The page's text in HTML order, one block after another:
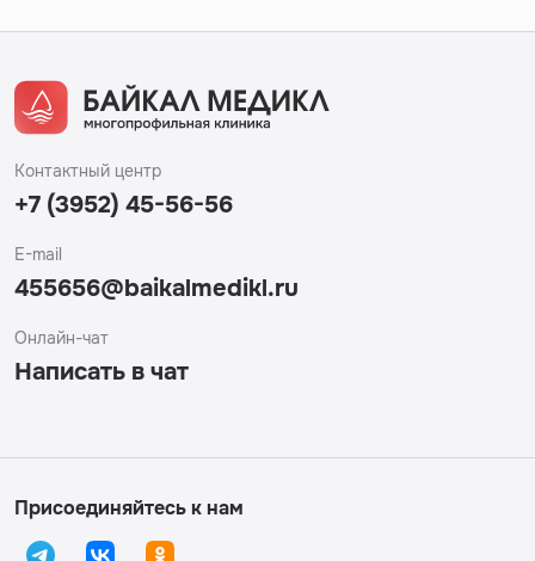
Контактный центр
+7 (3952) 45-56-56
E-mail
455656@baikalmedikl.ru
Онлайн-чат
Написать в чат
Присоединяйтесь к нам